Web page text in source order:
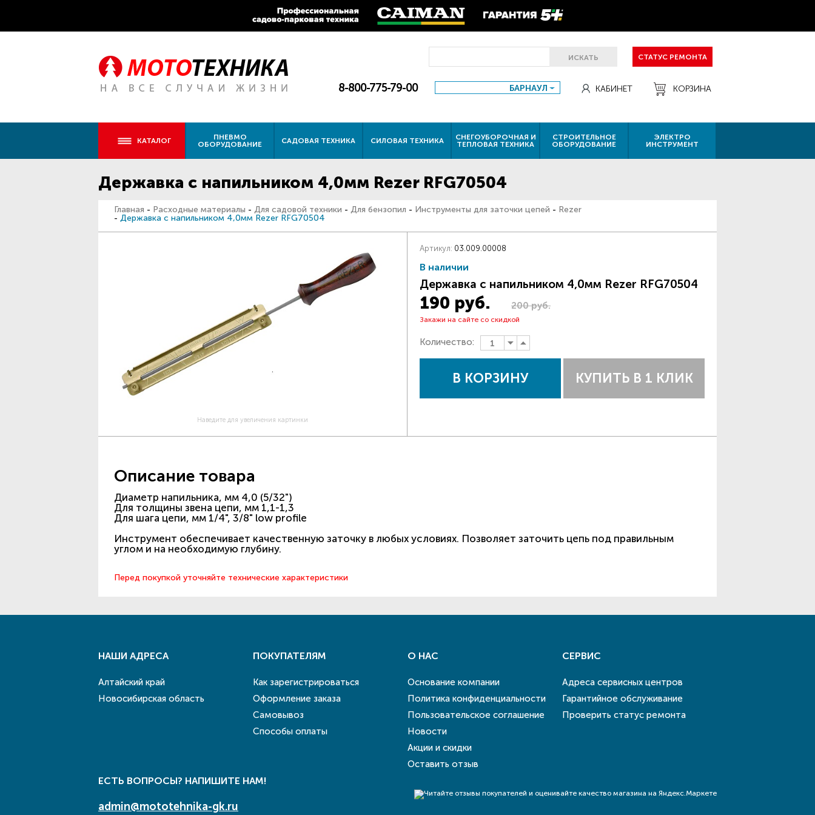
ИСКАТЬ СТАТУС РЕМОНТА
8-800-775-79-00 БАРНАУЛ КАБИНЕТ КОРЗИНА
КАТАЛОГ
ПНЕВМО
ОБОРУДОВАНИЕ
САДОВАЯ ТЕХНИКА СИЛОВАЯ ТЕХНИКА
СНЕГОУБОРОЧНАЯ И
ТЕПЛОВАЯ ТЕХНИКА
СТРОИТЕЛЬНОЕ
ОБОРУДОВАНИЕ
ЭЛЕКТРО
ИНСТРУМЕНТ
Державка c напильником 4,0мм Rezer RFG70504
Главная - Расходные материалы - Для садовой техники - Для бензопил - Инструменты для заточки цепей - Rezer
- Державка c напильником 4,0мм Rezer RFG70504
Наведите для увеличения картинки
Артикул: 03.009.00008
В наличии
Державка c напильником 4,0мм Rezer RFG70504
190 руб. 200 руб.
Закажи на сайте со скидкой
Количество:
В КОРЗИНУ КУПИТЬ В 1 КЛИК
Описание товара
Диаметр напильника, мм 4,0 (5/32")
Для толщины звена цепи, мм 1,1-1,3
Для шага цепи, мм 1/4", 3/8" low profile
Инструмент обеспечивает качественную заточку в любых условиях. Позволяет заточить цепь под правильным
углом и на необходимую глубину.
Перед покупкой уточняйте технические характеристики
НАШИ АДРЕСА
Алтайский край
Новосибирская область
ПОКУПАТЕЛЯМ
Как зарегистрироваться
Оформление заказа
Самовывоз
Способы оплаты
О НАС
Основание компании
Политика конфиденциальности
Пользовательское соглашение
Новости
Акции и скидки
Оставить отзыв
СЕРВИС
Адреса сервисных центров
Гарантийное обслуживание
Проверить статус ремонта
ЕСТЬ ВОПРОСЫ? НАПИШИТЕ НАМ!
admin@mototehnika-gk.ru